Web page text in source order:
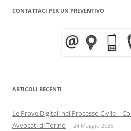
CONTATTACI PER UN PREVENTIVO
ARTICOLI RECENTI
Le Prove Digitali nel Processo Civile –
Avvocati di Torino
24 Maggio 2026